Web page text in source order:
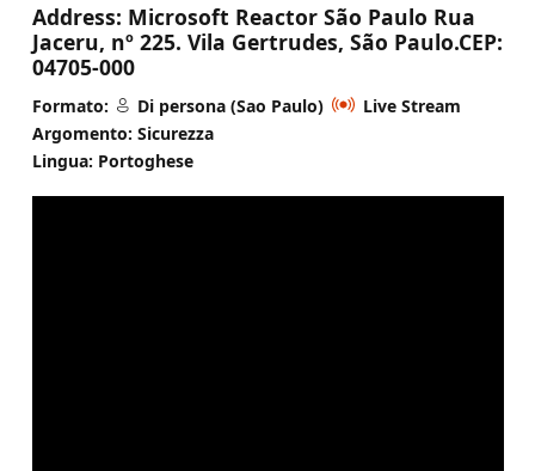
Address: Microsoft Reactor São Paulo Rua
Jaceru, nº 225. Vila Gertrudes, São Paulo.CEP:
04705-000
Formato: Di persona (Sao Paulo)
Live Stream
Argomento: Sicurezza
Lingua: Portoghese